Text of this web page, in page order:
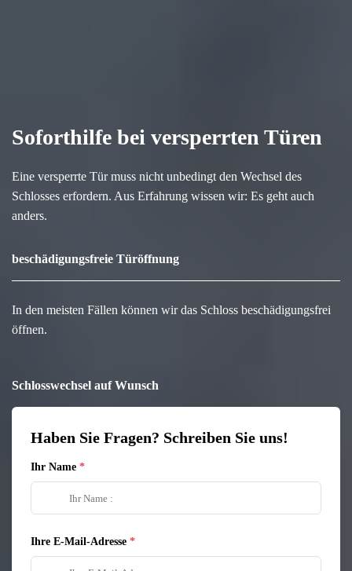
Soforthilfe bei versperrten Türen
Eine versperrte Tür muss nicht unbedingt den Wechsel des
Schlosses erfordern. Aus Erfahrung wissen wir: Es geht auch
anders.
beschädigungsfreie Türöffnung
In den meisten Fällen können wir das Schloss beschädigungsfrei
öffnen.
Schlosswechsel auf Wunsch
Haben Sie Fragen? Schreiben Sie uns!
Ihr Name
Ihre E-Mail-Adresse